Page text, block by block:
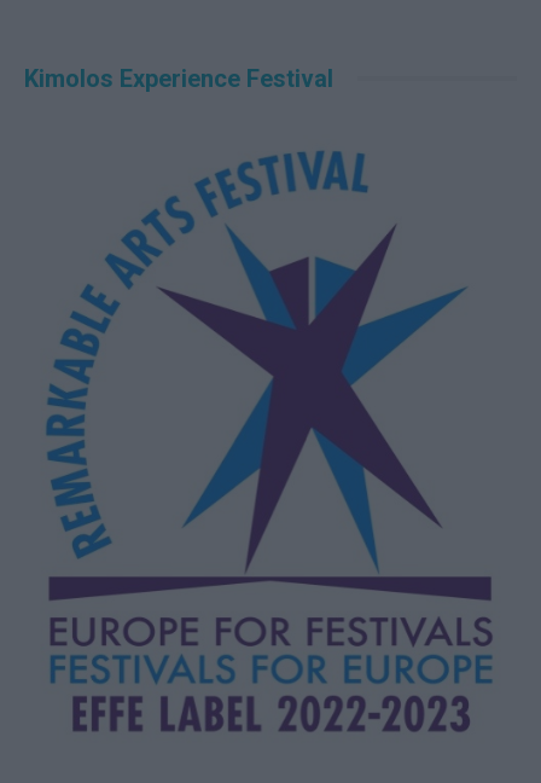
Kimolos Experience Festival